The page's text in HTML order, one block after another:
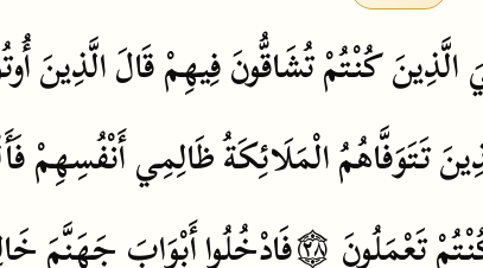
الَّذِينَكُنْتُمْتُشَاقُّونَفِيهِمْقَالَالَّذِينَ
تَتَوَفَّاهُمُالْمَلَائِكَةُظَالِمِيأَنْفُسِهِمْ
تَعْمَلُونَ ۝٢٨فَادْخُلُواأَبْوَابَجَهَنَّمَ